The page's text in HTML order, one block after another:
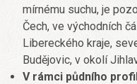
mírnému suchu, je
Čech, ve východních
Libereckého kraje,
Budějovic, v okolí
V rámci půdního